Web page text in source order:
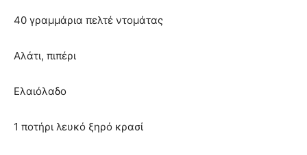
40 γραμμάρια πελτέ ντομάτας
Αλάτι, πιπέρι
Ελαιόλαδο
1 ποτήρι λευκό ξηρό κρασί